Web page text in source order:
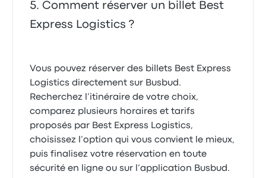
Comment réserver un billet Best
Express Logistics ?
Vous pouvez réserver des billets Best Express
Logistics directement sur Busbud.
Recherchez l’itinéraire de votre choix,
comparez plusieurs horaires et tarifs
proposés par Best Express Logistics,
choisissez l’option qui vous convient le mieux,
puis finalisez votre réservation en toute
sécurité en ligne ou sur l’application Busbud.